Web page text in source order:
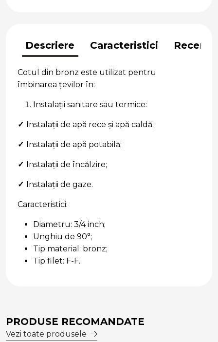
Descriere Caracteristici
Cotul din bronz este utilizat pentru
îmbinarea țevilor în:
Instalații sanitare sau termice:
✓ Instalații de apă rece și apă caldă;
✓ Instalații de apă potabilă;
✓ Instalații de încălzire;
✓ Instalații de gaze.
Caracteristici:
Diametru: 3/4 inch;
Unghiu de 90°;
Tip material: bronz;
Tip filet: F-F.
PRODUSE RECOMANDATE
Vezi toate produsele